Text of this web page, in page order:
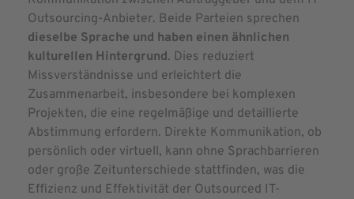
Outsourcing-Anbieter. Beide Parteien sprechen
dieselbe Sprache und haben einen ähnlichen
kulturellen Hintergrund. Dies reduziert
Missverständnisse und erleichtert die
Zusammenarbeit, insbesondere bei komplexen
Projekten, die eine regelmäßige und detaillierte
Abstimmung erfordern. Direkte Kommunikation, ob
persönlich oder virtuell, kann ohne Sprachbarrieren
oder große Zeitunterschiede stattfinden, was die
Effizienz und Effektivität der Outsourced IT-